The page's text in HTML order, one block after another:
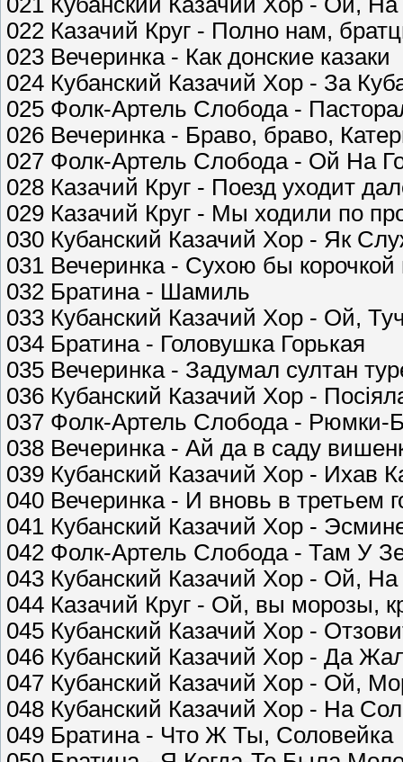
022 Казачий Круг - Полно нам,
023 Вечеринка - Как донские казаки
024 Кубанский Казачий Хор - За
025 Фолк-Артель Слобода -
026 Вечеринка - Браво, браво,
027 Фолк-Артель Слобода - Ой На
028 Казачий Круг - Поезд уходит
029 Казачий Круг - Мы ходили по
030 Кубанский Казачий Хор - Як
031 Вечеринка - Сухою бы корочкой
032 Братина - Шамиль
033 Кубанский Казачий Хор - Ой,
034 Братина - Головушка Горькая
035 Вечеринка - Задумал султан
036 Кубанский Казачий Хор -
037 Фолк-Артель Слобода - Рюмки-
038 Вечеринка - Ай да в саду
039 Кубанский Казачий Хор - Ихав
040 Вечеринка - И вновь в третьем
041 Кубанский Казачий Хор -
042 Фолк-Артель Слобода - Там У
043 Кубанский Казачий Хор - Ой, На
044 Казачий Круг - Ой, вы морозы,
045 Кубанский Казачий Хор -
046 Кубанский Казачий Хор - Да
047 Кубанский Казачий Хор - Ой,
048 Кубанский Казачий Хор - На
049 Братина - Что Ж Ты, Соловейка